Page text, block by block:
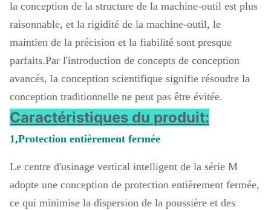
la conception de la structure de la machine-outil est plus
raisonnable, et la rigidité de la machine-outil, le
maintien de la précision et la fiabilité sont presque
parfaits.Par l'introduction de concepts de conception
avancés, la conception scientifique signifie résoudre la
conception traditionnelle ne peut pas être évitée.
Caractéristiques du produit:
1,Protection entièrement fermée
Le centre d'usinage vertical intelligent de la série M
adopte une conception de protection entièrement fermée,
ce qui minimise la dispersion de la poussière et des